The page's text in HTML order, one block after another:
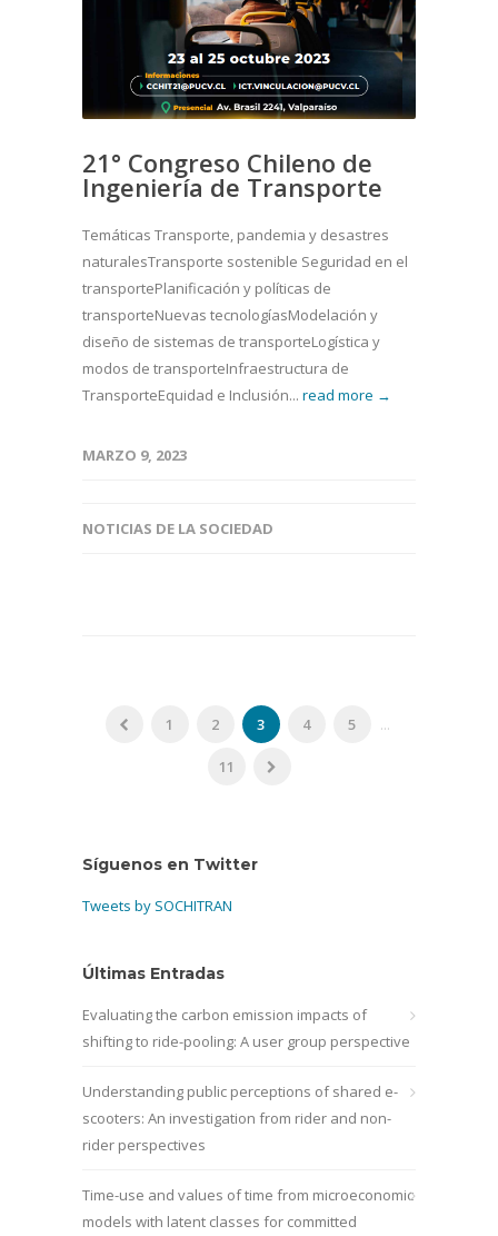
21° Congreso Chileno de
Ingeniería de Transporte
Temáticas Transporte, pandemia y desastres
naturalesTransporte sostenible Seguridad en el
transportePlanificación y políticas de
transporteNuevas tecnologíasModelación y
diseño de sistemas de transporteLogística y
modos de transporteInfraestructura de
TransporteEquidad e Inclusión... read more →
MARZO 9, 2023
NOTICIAS DE LA SOCIEDAD
1 2 3 4 5 ...
11
Síguenos en Twitter
Tweets by SOCHITRAN
Últimas Entradas
Evaluating the carbon emission impacts of
shifting to ride-pooling: A user group perspective
Understanding public perceptions of shared e-
scooters: An investigation from rider and non-
rider perspectives
Time-use and values of time from microeconomic
models with latent classes for committed